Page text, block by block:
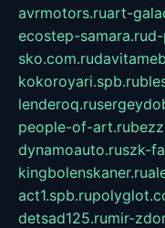
avrmotors.ruart-
ecostep-samara.rud-
sko.com.ru
kokoroyari.spb.ru
lenderoq.ru
people-of-art.ru
dynamoauto.ruszk-
kingbolenskaner.ru
act1.spb.ru
detsad125.rumir-